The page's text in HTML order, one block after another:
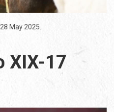
28 May 2025
XIX-17